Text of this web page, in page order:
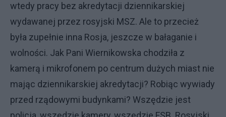
wtedy pracy bez akredytacji dziennikarskiej
wydawanej przez rosyjski MSZ. Ale to przecież
była zupełnie inna Rosja, jeszcze w bałaganie i
wolności. Jak Pani Wiernikowska chodziła z
kamerą i mikrofonem po centrum dużych miast nie
mając dziennikarskiej akredytacji? Robiąc wywiady
przed rządowymi budynkami? Wszędzie jest